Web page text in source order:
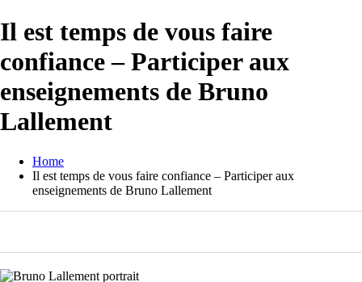
Il est temps de vous faire
confiance – Participer aux
enseignements de Bruno
Lallement
Home
Il est temps de vous faire confiance – Participer aux
enseignements de Bruno Lallement